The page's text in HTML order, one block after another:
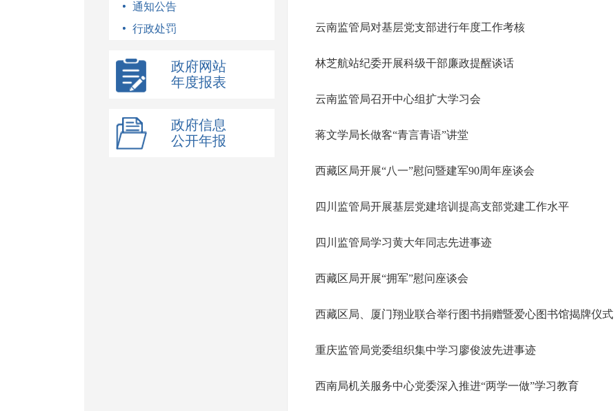
通知公告
行政处罚
政府网站
年度报表
政府信息
公开年报
云南监管局对基层党支部进行年度工作考核
林芝航站纪委开展科级干部廉政提醒谈话
云南监管局召开中心组扩大学习会
蒋文学局长做客“青言青语”讲堂
西藏区局开展“八一”慰问暨建军90周年座谈会
四川监管局开展基层党建培训提高支部党建工作水平
四川监管局学习黄大年同志先进事迹
西藏区局开展“拥军”慰问座谈会
西藏区局、厦门翔业联合举行图书捐赠暨爱心图书馆揭牌仪式
重庆监管局党委组织集中学习廖俊波先进事迹
西南局机关服务中心党委深入推进“两学一做”学习教育